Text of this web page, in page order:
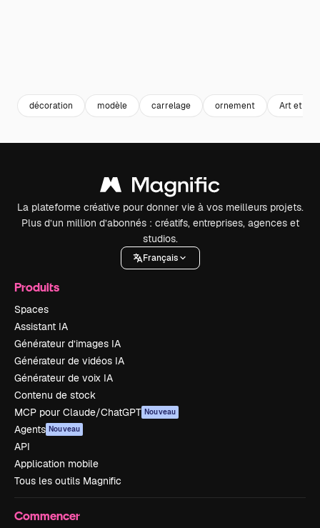
décoration modèle carrelage ornement Art et
La plateforme créative pour donner vie à vos meilleurs projets.
Plus d’un million d’abonnés : créatifs, entreprises, agences et
studios.
Français
Produits
Spaces
Assistant IA
Générateur d’images IA
Générateur de vidéos IA
Générateur de voix IA
Contenu de stock
MCP pour Claude/ChatGPT Nouveau
Agents Nouveau
API
Application mobile
Tous les outils Magnific
Commencer